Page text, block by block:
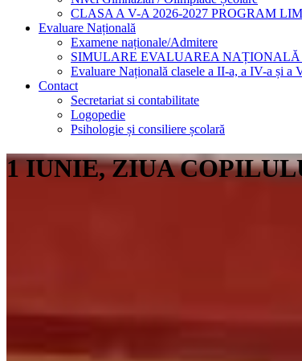
CLASA A V-A 2026-2027 PROGRAM
Evaluare Națională
Examene naționale/Admitere
SIMULARE EVALUAREA NAȚIONALĂ
Evaluare Națională clasele a II-a, a IV-a și a
Contact
Secretariat si contabilitate
Logopedie
Psihologie și consiliere școlară
1 IUNIE, ZIUA